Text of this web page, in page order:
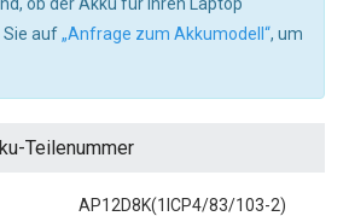
Sie auf„Anfrage zum Akkumodell“, um
Teilenummer
AP12D8K(1ICP4/83/103-2)